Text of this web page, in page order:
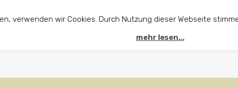
verwenden wir Cookies. Durch Nutzung dieser Webseite
mehr lesen...